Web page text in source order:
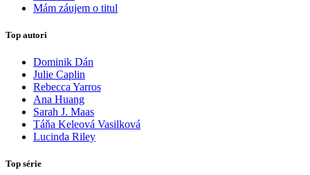
Mám záujem o titul
Top autori
Dominik Dán
Julie Caplin
Rebecca Yarros
Ana Huang
Sarah J. Maas
Táňa Keleová Vasilková
Lucinda Riley
Top série